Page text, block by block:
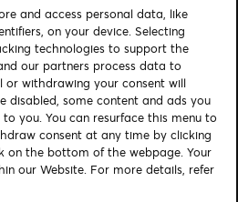
Kontakt
Tickets
and access personal data, like
on your device. Selecting
technologies to support the
our partners process data to
or withdrawing your consent will
disabled, some content and ads you
you. You can resurface this menu to
consent at any time by clicking
on the bottom of the webpage. Your
our Website. For more details, refer